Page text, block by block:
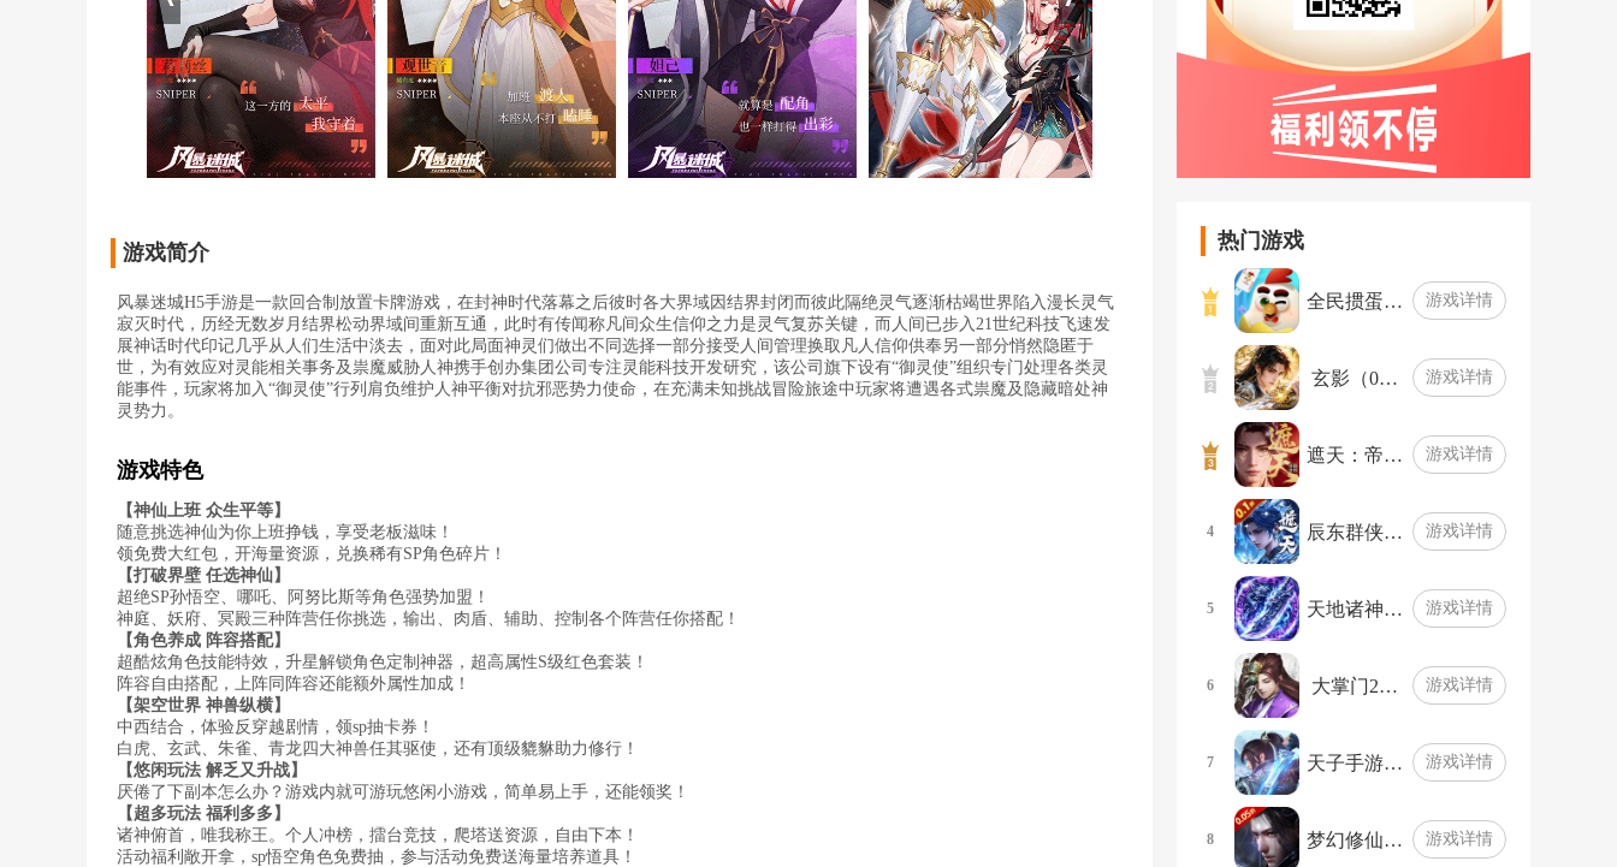
游戏简介
风暴迷城H5手游是一款回合制放置卡牌游戏，在封神时代落幕之后彼时各大界域因结界封闭而彼此隔绝灵气逐渐枯竭世界陷入漫长灵气
寂灭时代，历经无数岁月结界松动界域间重新互通，此时有传闻称凡间众生信仰之力是灵气复苏关键，而人间已步入21世纪科技飞速发
展神话时代印记几乎从人们生活中淡去，面对此局面神灵们做出不同选择一部分接受人间管理换取凡人信仰供奉另一部分悄然隐匿于
世，为有效应对灵能相关事务及祟魔威胁人神携手创办集团公司专注灵能科技开发研究，该公司旗下设有“御灵使”组织专门处理各类灵
能事件，玩家将加入“御灵使”行列肩负维护人神平衡对抗邪恶势力使命，在充满未知挑战冒险旅途中玩家将遭遇各式祟魔及隐藏暗处神
灵势力。
游戏特色
【神仙上班 众生平等】
随意挑选神仙为你上班挣钱，享受老板滋味！
领免费大红包，开海量资源，兑换稀有SP角色碎片！
【打破界壁 任选神仙】
超绝SP孙悟空、哪吒、阿努比斯等角色强势加盟！
神庭、妖府、冥殿三种阵营任你挑选，输出、肉盾、辅助、控制各个阵营任你搭配！
【角色养成 阵容搭配】
超酷炫角色技能特效，升星解锁角色定制神器，超高属性S级红色套装！
阵容自由搭配，上阵同阵容还能额外属性加成！
【架空世界 神兽纵横】
中西结合，体验反穿越剧情，领sp抽卡券！
白虎、玄武、朱雀、青龙四大神兽任其驱使，还有顶级貔貅助力修行！
【悠闲玩法 解乏又升战】
厌倦了下副本怎么办？游戏内就可游玩悠闲小游戏，简单易上手，还能领奖！
【超多玩法 福利多多】
诸神俯首，唯我称王。个人冲榜，擂台竞技，爬塔送资源，自由下本！
活动福利敞开拿，sp悟空角色免费抽，参与活动免费送海量培养道具！
热门游戏
全民掼蛋… 游戏详情
玄影（0… 游戏详情
遮天：帝… 游戏详情
4 辰东群侠… 游戏详情
5 天地诸神… 游戏详情
6 大掌门2… 游戏详情
7 天子手游… 游戏详情
8 梦幻修仙… 游戏详情